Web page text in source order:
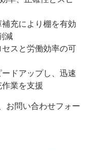
充により棚を有効
減
スと労働効率の可
ドアップし、迅速
業を支援
お問い合わせフォー